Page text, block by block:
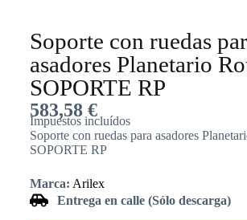
Soporte con ruedas
asadores Planetario
SOPORTE RP
583,58 €
Impuestos incluídos
Soporte con ruedas para asadores
SOPORTE RP
Marca: Arilex
Entrega en calle (Sólo descarga)